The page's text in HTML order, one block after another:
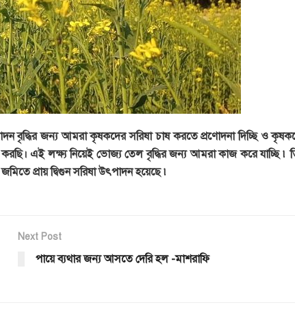
বৃদ্ধির জন্য আমরা কৃষকদের সরিষা চাষ করতে প্রণোদনা দিচ্ছি ও
এই লক্ষ্য নিয়েই ভোজ্য তেল বৃদ্ধির জন্য আমরা কাজ করে যাচ্ছি ৷
প্রায় দ্বিগুন সরিষা উৎপাদন হয়েছে ৷
Next Post
পায়ে ব্যথার জন্য আসতে দেরি হল -মাশরাফি